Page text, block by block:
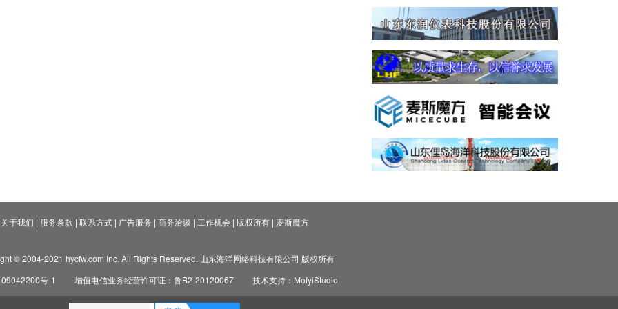
关于我们 | 服务条款 | 联系方式| 广告服务 | 商务洽谈 | 工作机会| 版权所有| 麦斯魔方
© 2004-2021 hycfw.com Inc. All Rights Reserved. 山东海洋网络科技有限公司 版权所有
号-1
增值电信业务经营许可证：鲁B2-20120067 技术支持：MofyiStudio